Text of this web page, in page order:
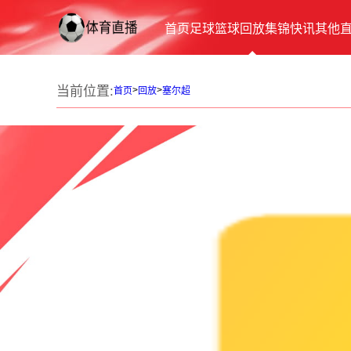
首页足球篮球回放集锦快讯其他
当前位置:首页>回放>塞尔超